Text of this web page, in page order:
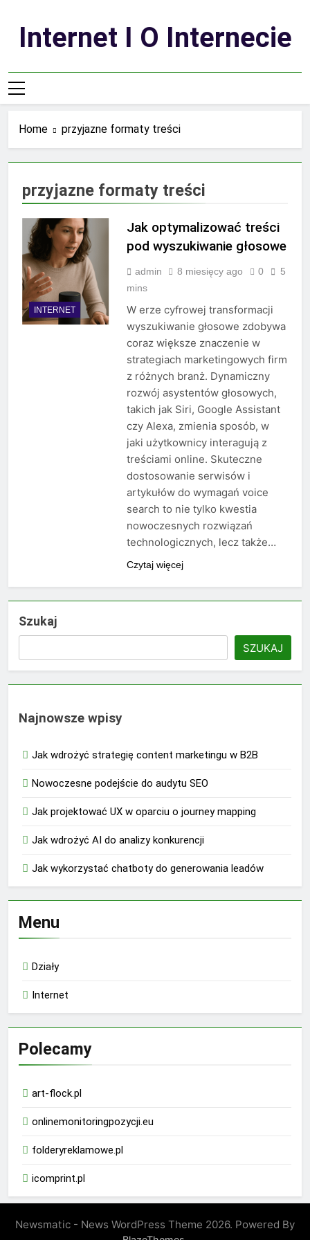
contentInternet I O Internecie
Home przyjazne formaty treści
przyjazne formaty treści
INTERNET
Jak optymalizować treści
pod wyszukiwanie głosowe
admin 8 miesięcy ago 0
5
mins
W erze cyfrowej transformacji
wyszukiwanie głosowe zdobywa
coraz większe znaczenie w
strategiach marketingowych firm
z różnych branż. Dynamiczny
rozwój asystentów głosowych,
takich jak Siri, Google Assistant
czy Alexa, zmienia sposób, w
jaki użytkownicy interagują z
treściami online. Skuteczne
dostosowanie serwisów i
artykułów do wymagań voice
search to nie tylko kwestia
nowoczesnych rozwiązań
technologicznych, lecz także…
Czytaj więcej
Szukaj
SZUKAJ
Najnowsze wpisy
Jak wdrożyć strategię content marketingu w B2B
Nowoczesne podejście do audytu SEO
Jak projektować UX w oparciu o journey mapping
Jak wdrożyć AI do analizy konkurencji
Jak wykorzystać chatboty do generowania leadów
Menu
Działy
Internet
Polecamy
art-flock.pl
onlinemonitoringpozycji.eu
folderyreklamowe.pl
icomprint.pl
Newsmatic - News WordPress Theme 2026. Powered By